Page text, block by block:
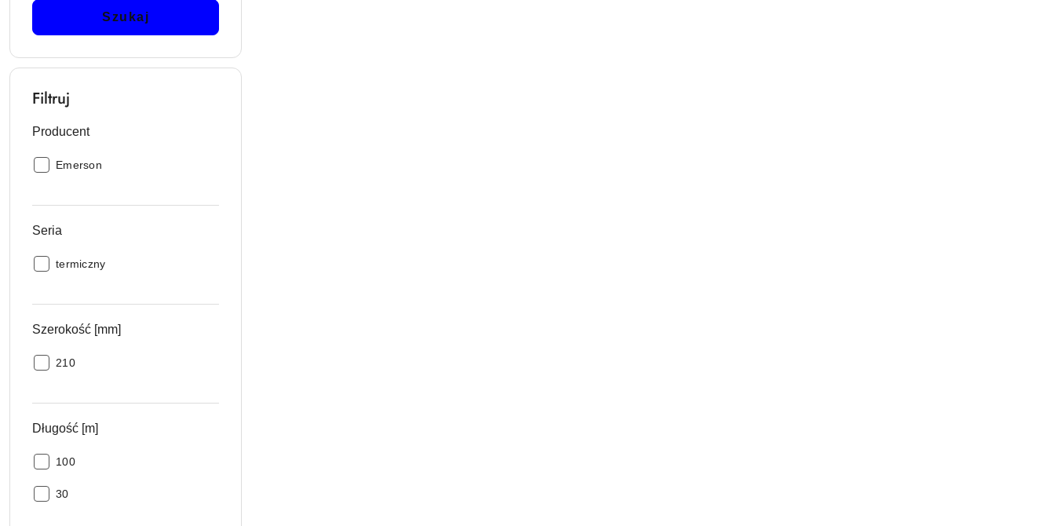
Szukaj
Filtruj
Producent
Producent:
Emerson
Seria
Seria:
termiczny
Szerokość [mm]
Szerokość
210
Długość [m]
Długość
100
Długość
30